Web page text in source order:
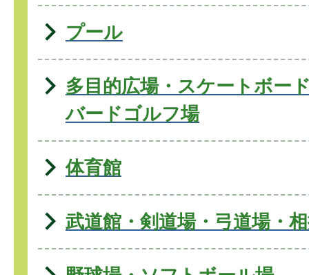
プール
多目的広場・スケートボー
バードゴルフ場
体育館
武道館・剣道場・弓道場・